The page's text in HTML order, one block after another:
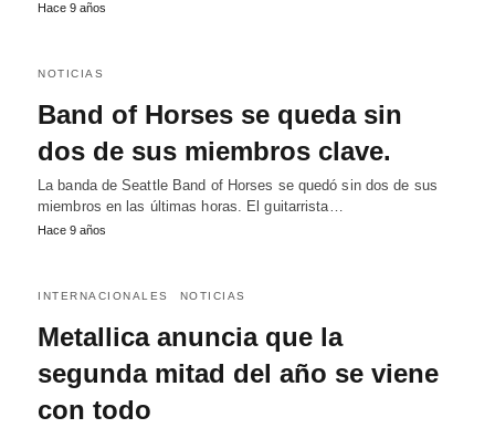
Hace 9 años
NOTICIAS
Band of Horses se queda sin
dos de sus miembros clave.
La banda de Seattle Band of Horses se quedó sin dos de sus
miembros en las últimas horas. El guitarrista…
Hace 9 años
INTERNACIONALES NOTICIAS
Metallica anuncia que la
segunda mitad del año se viene
con todo